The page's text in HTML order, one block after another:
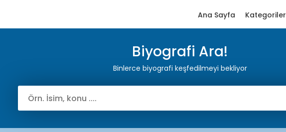
Ana Sayfa Kategoriler
Biyografi Ara!
Binlerce biyografi keşfedilmeyi bekliyor